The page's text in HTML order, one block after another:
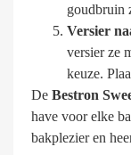
goudbruin
Versier
versier ze
keuze.
De Bestron
have voor elke
bakplezier en